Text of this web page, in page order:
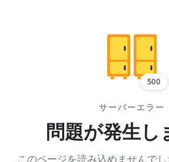
500
サーバーエラー
問題が発生し
このページを読み込めませんで